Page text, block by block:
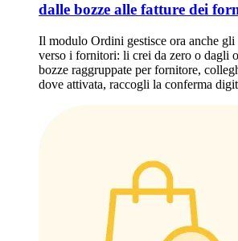
dalle bozze alle fatture dei
Il modulo Ordini gestisce ora anche
verso i fornitori: li crei da zero o dagli
bozze raggruppate per fornitore,
dove attivata, raccogli la conferma